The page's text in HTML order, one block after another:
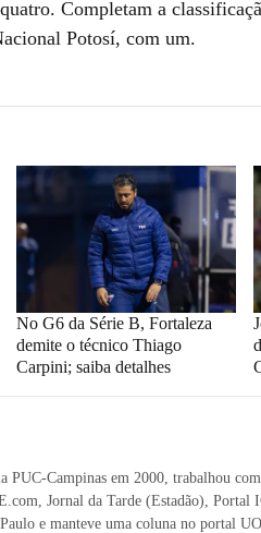
Completam a
Potosí, com um.
No G6 da Série B, Fortaleza
demite o técnico Thiago
Carpini; saiba detalhes
PUC-Campinas em 2000, trabalhou
Jornal da Tarde (Estadão), Portal
e manteve uma coluna no portal